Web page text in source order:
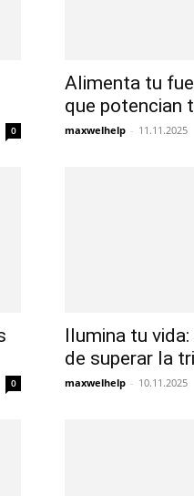
0
Alimenta tu
que potencian
maxwelhelp - 11.11.2025
0
Ilumina tu
de superar la
maxwelhelp - 10.11.2025